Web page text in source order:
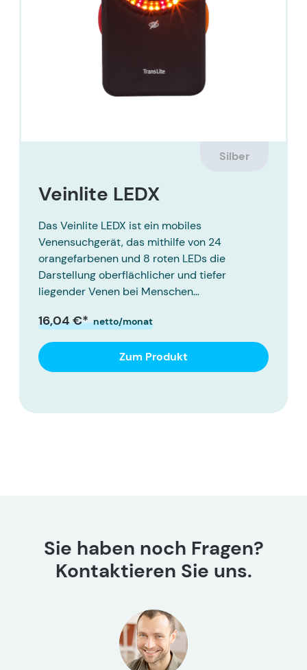
Silber
Veinlite LEDX
Das Veinlite LEDX ist ein mobiles
Venensuchgerät, das mithilfe von 24
orangefarbenen und 8 roten LEDs die
Darstellung oberflächlicher und tiefer
liegender Venen bei Menschen…
16,04 €* netto/monat
Zum Produkt
Sie haben noch Fragen?
Kontaktieren Sie uns.